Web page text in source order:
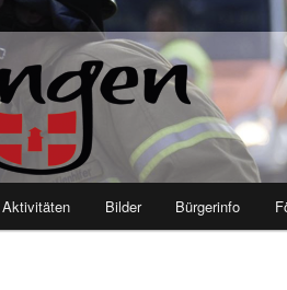
Aktivitäten Bilder Bürgerinfo